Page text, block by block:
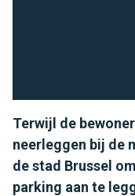
Terwijl de
neerleggen bij de
de stad Brussel
parking aan te